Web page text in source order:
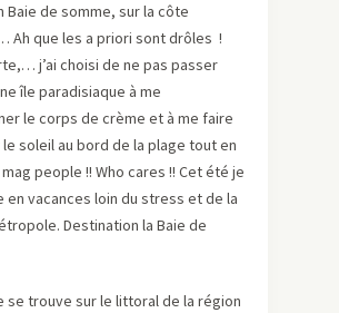
Baie de somme, sur la côte
Ah que les a priori sont drôles !
j’ai choisi de ne pas passer
île paradisiaque à me
le corps de crème et à me faire
soleil au bord de la plage tout en
people !! Who cares !! Cet été je
en vacances loin du stress et de la
Destination la Baie de
se trouve sur le littoral de la région